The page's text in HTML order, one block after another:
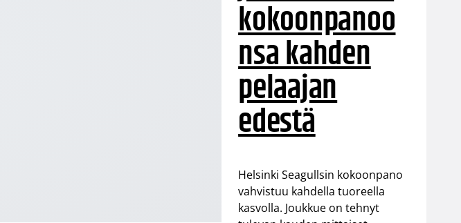
kokoonpanoo
nsa kahden
pelaajan
edestä
Helsinki Seagullsin kokoonpano
vahvistuu kahdella tuoreella
kasvolla. Joukkue on tehnyt